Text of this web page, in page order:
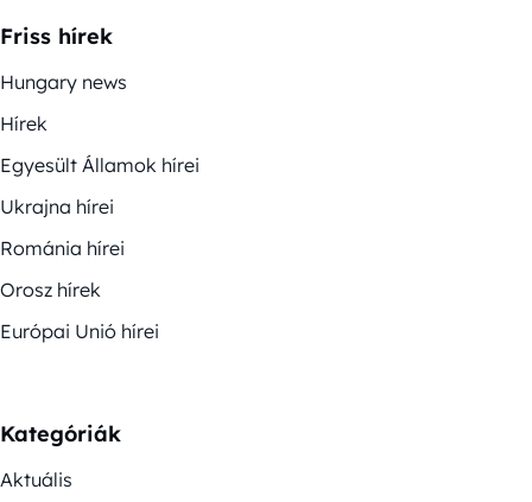
Friss hírek
Hungary news
Hírek
Egyesült Államok hírei
Ukrajna hírei
Románia hírei
Orosz hírek
Európai Unió hírei
Kategóriák
Aktuális